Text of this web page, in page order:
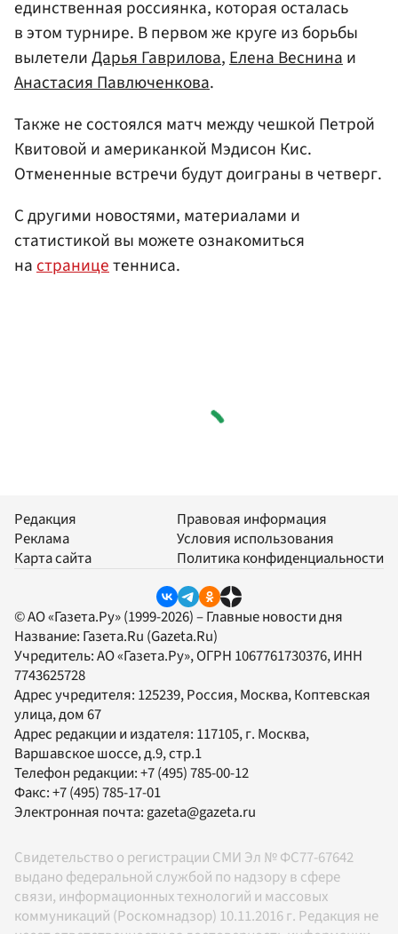
единственная россиянка, которая осталась
в этом турнире. В первом же круге из борьбы
вылетелиДарья Гаврилова, Елена Веснина и
Анастасия Павлюченкова.
Также не состоялся матч между чешкой Петрой
Квитовой и американкой Мэдисон Кис.
Отмененные встречи будут доиграны в четверг.
С другими новостями, материалами и
статистикой вы можете ознакомиться
настраницетенниса.
Редакция
Реклама
Карта сайта
Правовая информация
Условия использования
Политика конфиденциальности
© АО «Газета.Ру» (1999-2026) – Главные новости дня
Название: Газета.Ru (Gazeta.Ru)
Учредитель:АО «Газета.Ру», ОГРН 1067761730376, ИНН
7743625728
Адрес учредителя: 125239, Россия, Москва, Коптевская
улица, дом 67
Адрес редакции и издателя: 117105, г. Москва,
Варшавское шоссе, д.9, стр.1
Телефон редакции:+7 (495) 785-00-12
Факс:+7 (495) 785-17-01
Электронная почта:gazeta@gazeta.ru
Свидетельство о регистрации СМИ Эл № ФС77-67642
выдано федеральной службой по надзору в сфере
связи, информационных технологий и массовых
коммуникаций (Роскомнадзор) 10.11.2016 г. Редакция не